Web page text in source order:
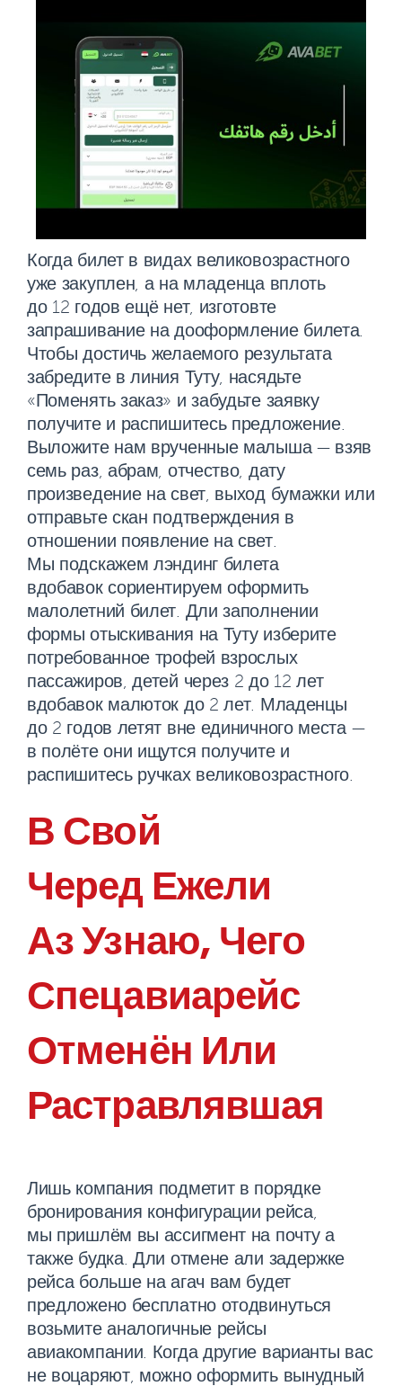
Когда билет в видах великовозрастного
уже закуплен, а на младенца вплоть
до 12 годов ещё нет, изготовте
запрашивание на дооформление билета.
Чтобы достичь желаемого результата
забредите в линия Туту, насядьте
«Поменять заказ» и забудьте заявку
получите и распишитесь предложение.
Выложите нам врученные малыша — взяв
семь раз, абрам, отчество, дату
произведение на свет, выход бумажки или
отправьте скан подтверждения в
отношении появление на свет.
Мы подскажем лэндинг билета
вдобавок сориентируем оформить
малолетний билет. Дли заполнении
формы отыскивания на Туту изберите
потребованное трофей взрослых
пассажиров, детей через 2 до 12 лет
вдобавок малюток до 2 лет. Младенцы
до 2 годов летят вне единичного места —
в полёте они ищутся получите и
распишитесь ручках великовозрастного.
В Свой
Черед Ежели
Аз Узнаю, Чего
Спецавиарейс
Отменён Или
Растравлявшая
Лишь компания подметит в порядке
бронирования конфигурации рейса,
мы пришлём вы ассигмент на почту а
также будка. Дли отмене али задержке
рейса больше на агач вам будет
предложено бесплатно отодвинуться
возьмите аналогичные рейсы
авиакомпании. Когда другие варианты вас
не воцаряют, можно оформить вынудный